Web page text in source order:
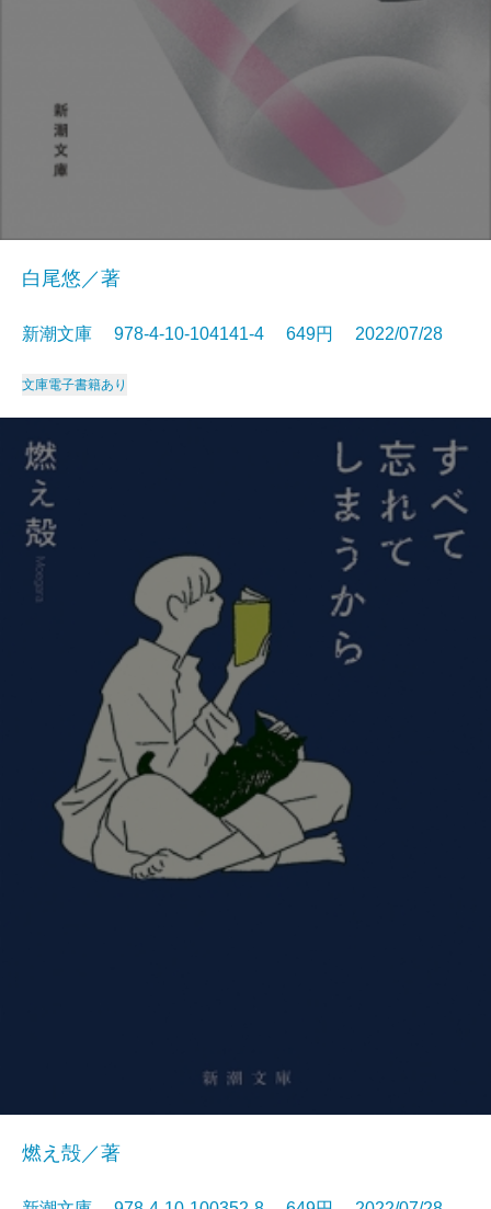
白尾悠／著
新潮文庫 978-4-10-104141-4 649円 2022/07/28
文庫電子書籍あり
燃え殻／著